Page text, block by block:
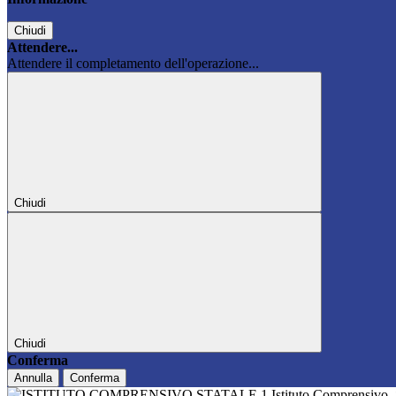
Chiudi
Attendere...
Attendere il completamento dell'operazione...
Chiudi
Chiudi
Conferma
Annulla Conferma